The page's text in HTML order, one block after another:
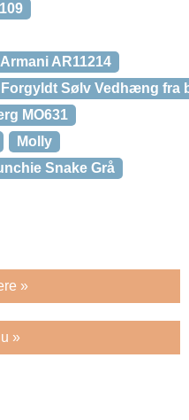
AR11214
Forgyldt Sølv Vedhæng fra
MO631
Molly
Snake Grå
»
»